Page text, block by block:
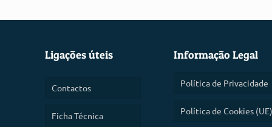
Ligações úteis
Contactos
Ficha Técnica
Informação Legal
Política de Privacidade
Política de Cookies (UE)